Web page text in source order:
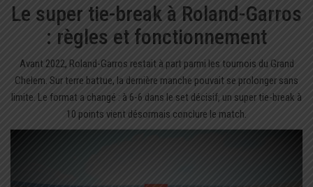
Le super tie-break à Roland-Garros
: règles et fonctionnement
Avant 2022, Roland-Garros restait à part parmi les tournois du Grand
Chelem. Sur terre battue, la dernière manche pouvait se prolonger sans
limite. Le format a changé : à 6-6 dans le set décisif, un super tie-break à
10 points vient désormais conclure le match.